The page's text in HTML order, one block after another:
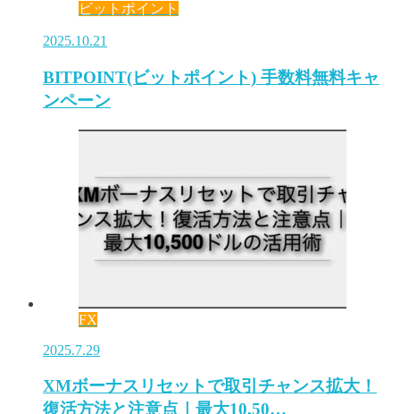
ビットポイント
2025.10.21
BITPOINT(ビットポイント) 手数料無料キャ
ンペーン
FX
2025.7.29
XMボーナスリセットで取引チャンス拡大！
復活方法と注意点｜最大10,50…